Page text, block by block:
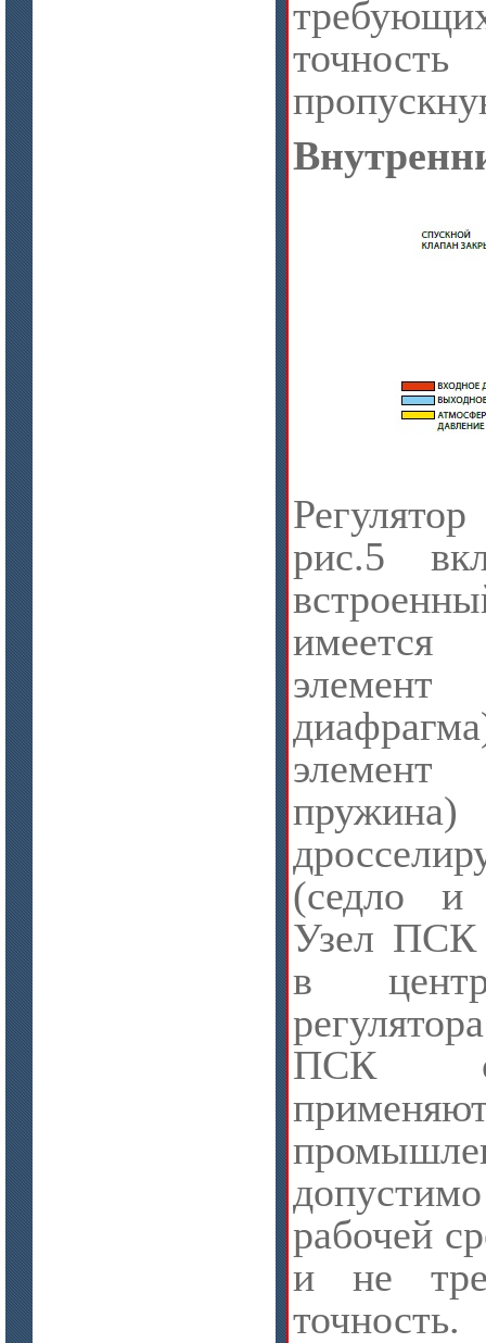
рис.5
имеется
элемент
(седло и
Узел ПСК
в
ПСК
рабочей
и не
точность.